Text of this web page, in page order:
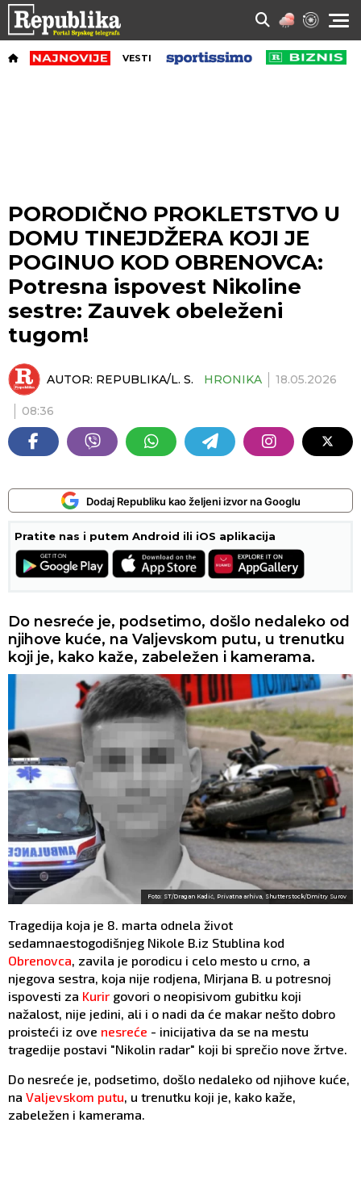
VESTI
PORODIČNO PROKLETSTVO U
DOMU TINEJDŽERA KOJI JE
POGINUO KOD OBRENOVCA:
Potresna ispovest Nikoline
sestre: Zauvek obeleženi
tugom!
AUTOR: REPUBLIKA/L. S. HRONIKA 18.05.2026
08:36
Dodaj Republiku kao željeni izvor na Googlu
Pratite nas i putem Android ili iOS aplikacija
Do nesreće je, podsetimo, došlo nedaleko od
njihove kuće, na Valjevskom putu, u trenutku
koji je, kako kaže, zabeležen i kamerama.
Foto: ST/Dragan Kadić, Privatna arhiva, Shutterstock/Dmitry Surov
Tragedija koja je 8. marta odnela život
sedamnaestogodišnjeg Nikole B.iz Stublina kod
Obrenovca, zavila je porodicu i celo mesto u crno, a
njegova sestra, koja nije rodjena, Mirjana B. u potresnoj
ispovesti za Kurir govori o neopisivom gubitku koji
nažalost, nije jedini, ali i o nadi da će makar nešto dobro
proisteći iz ove nesreće - inicijativa da se na mestu
tragedije postavi "Nikolin radar" koji bi sprečio nove žrtve.
Do nesreće je, podsetimo, došlo nedaleko od njihove kuće,
na Valjevskom putu, u trenutku koji je, kako kaže,
zabeležen i kamerama.